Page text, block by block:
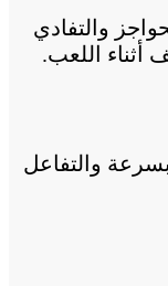
والتفادي
أثناء اللعب.
والتفاعل